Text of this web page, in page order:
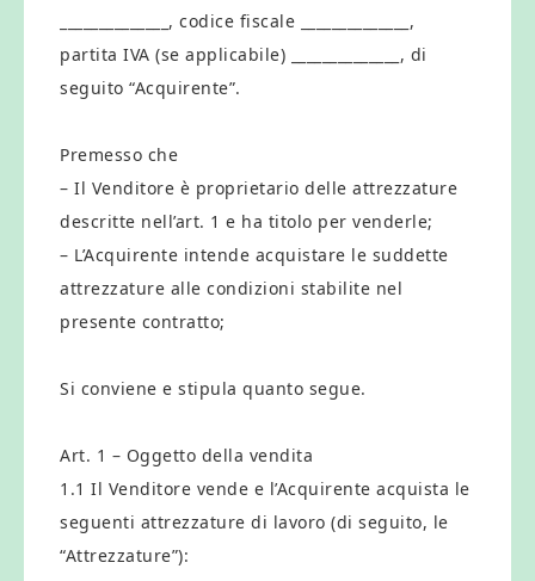
______________, codice fiscale ______________,
partita IVA (se applicabile) ______________, di
seguito “Acquirente”.
Premesso che
– Il Venditore è proprietario delle attrezzature
descritte nell’art. 1 e ha titolo per venderle;
– L’Acquirente intende acquistare le suddette
attrezzature alle condizioni stabilite nel
presente contratto;
Si conviene e stipula quanto segue.
Art. 1 – Oggetto della vendita
1.1 Il Venditore vende e l’Acquirente acquista le
seguenti attrezzature di lavoro (di seguito, le
“Attrezzature”):